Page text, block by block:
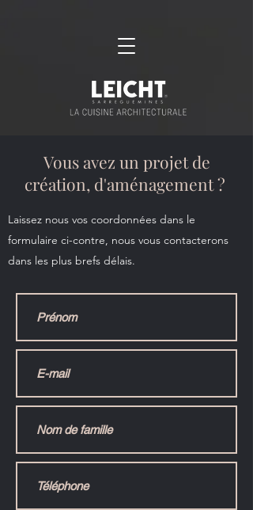
Vous avez un projet de
création, d'aménagement ?
Laissez nous vos coordonnées dans le
formulaire ci-contre, nous vous contacterons
dans les plus brefs délais.